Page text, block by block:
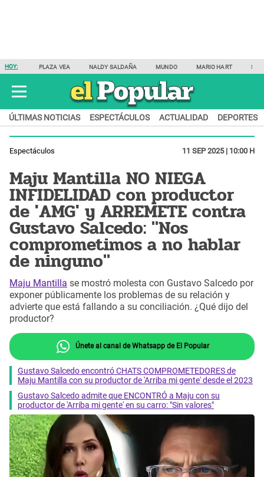
HOY: PLAZA VEA NALDY SALDAÑA MUNDO MARIO HART
ÚLTIMAS NOTICIAS ESPECTÁCULOS ACTUALIDAD DEPORTES
Espectáculos 11 SEP 2025 | 10:00 H
Maju Mantilla NO NIEGA
INFIDELIDAD con productor
de 'AMG' y ARREMETE contra
Gustavo Salcedo: "Nos
comprometimos a no hablar
de ninguno"
Maju Mantilla se mostró molesta con Gustavo Salcedo por
exponer públicamente los problemas de su relación y
advierte que está fallando a su conciliación. ¿Qué dijo del
productor?
Únete al canal de Whatsapp de El Popular
Gustavo Salcedo encontró CHATS COMPROMETEDORES de
Maju Mantilla con su productor de 'Arriba mi gente' desde el 2023
Gustavo Salcedo admite que ENCONTRÓ a Maju con su
productor de 'Arriba mi gente' en su carro: "Sin valores"